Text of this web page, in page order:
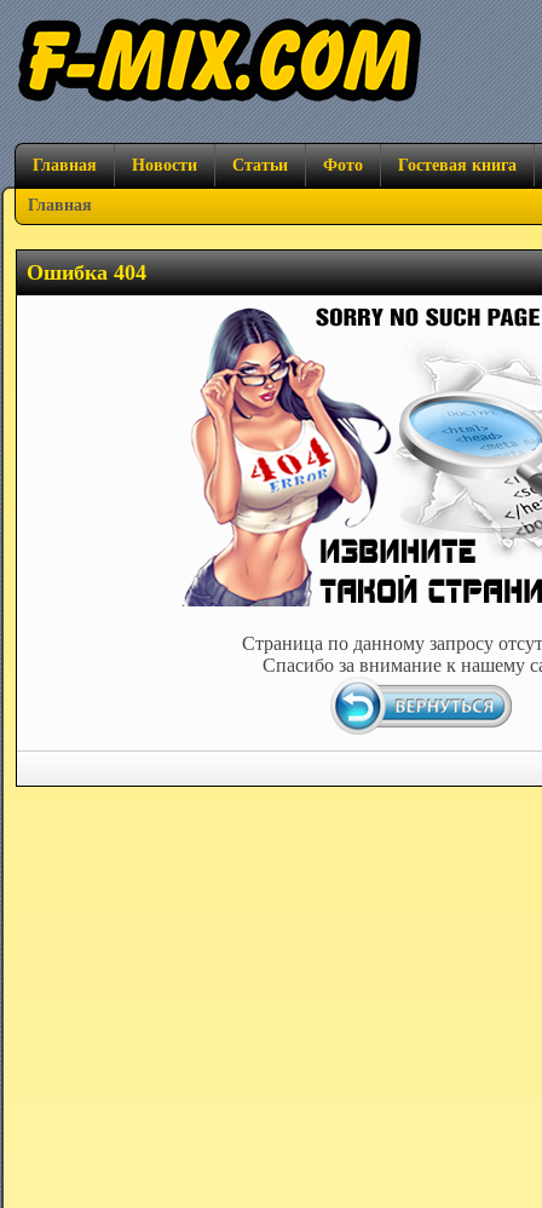
Главная Новости Статьи Фото Гостевая книга
Главная
Ошибка 404
Страница по данному запросу
Спасибо за внимание к нашему